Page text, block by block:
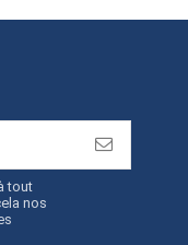
tout
nos